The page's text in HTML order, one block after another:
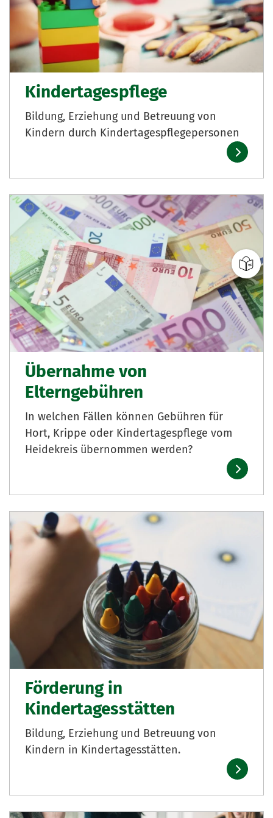
Kindertagespflege
Bildung, Erziehung und Betreuung von
Kindern durch Kindertagespflegepersonen
Übernahme von
Elterngebühren
In welchen Fällen können Gebühren für
Hort, Krippe oder Kindertagespflege vom
Heidekreis übernommen werden?
Förderung in
Kindertagesstätten
Bildung, Erziehung und Betreuung von
Kindern in Kindertagesstätten.